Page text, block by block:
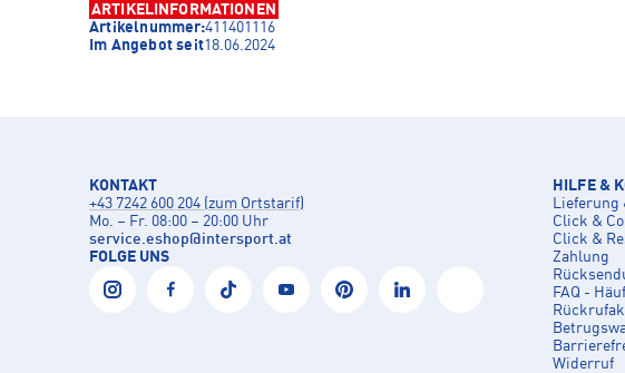
ARTIKELINFORMATIONEN
Artikelnummer:411401116
Im Angebot seit18.06.2024
KONTAKT
+43 7242 600 204 (zum Ortstarif)
Mo. – Fr. 08:00 – 20:00 Uhr
service.eshop@intersport.at
FOLGE UNS
HILFE &
Lieferung
Click &
Click &
Zahlung
FAQ -
Widerruf